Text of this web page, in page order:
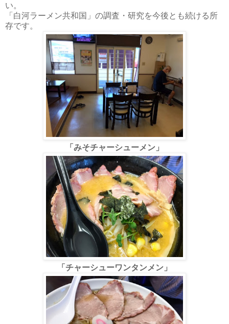
い。
「白河ラーメン共和国」の調査・研究を今後とも続ける所
存です。
「みそチャーシューメン」
「チャーシューワンタンメン」